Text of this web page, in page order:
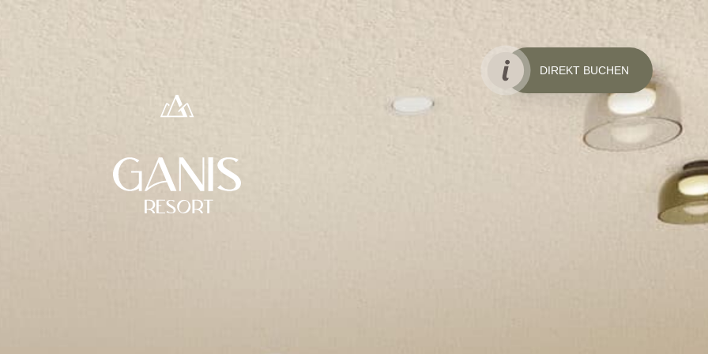
DIREKT BUCHEN